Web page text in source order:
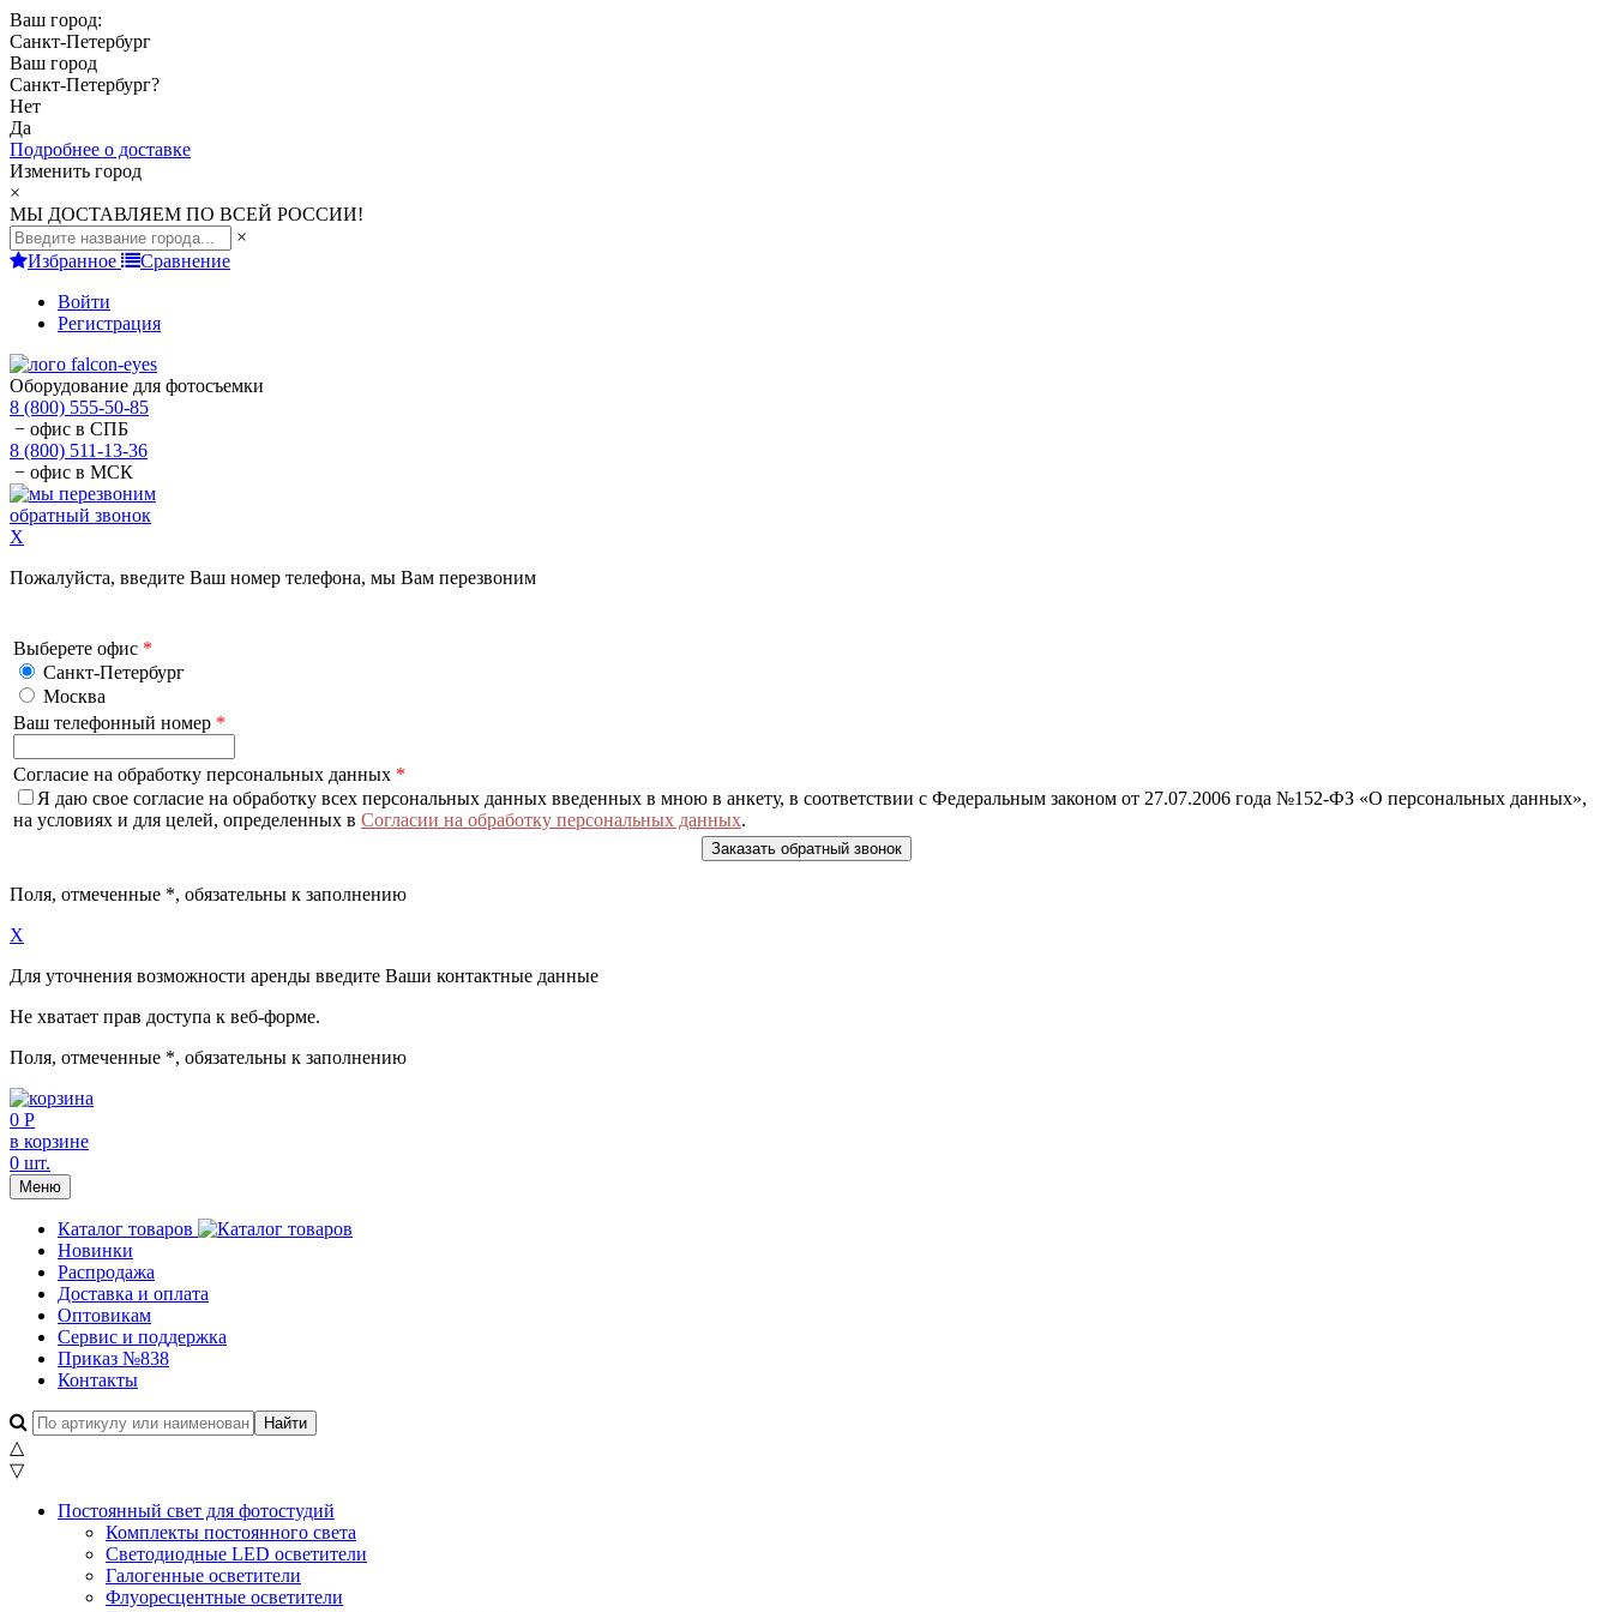
Ваш город:
Санкт-Петербург
Ваш город
Санкт-Петербург?
Нет
Да
Подробнее о доставке
Изменить город
×
МЫ ДОСТАВЛЯЕМ ПО ВСЕЙ РОССИИ!
×
Избранное
Сравнение
Войти
Регистрация
Оборудование для фотосъемки
8 (800) 555-50-85
− офис в СПБ
8 (800) 511-13-36
− офис в МСК
обратный звонок
X
Пожалуйста, введите Ваш номер телефона, мы Вам перезвоним
Выберете офис *
Санкт-Петербург
Москва
Ваш телефонный номер *
Согласие на обработку персональных данных *
Я даю свое согласие на обработку всех персональных данных введенных в мною в анкету, в соответствии с Федеральным законом от 27.07.2006 года №152-ФЗ «О персональных данных»,
на условиях и для целей, определенных в Согласии на обработку персональных данных.
Поля, отмеченные *, обязательны к заполнению
X
Для уточнения возможности аренды введите Ваши контактные данные
Не хватает прав доступа к веб-форме.
Поля, отмеченные *, обязательны к заполнению
0 Р
в корзине
0 шт.
Меню
Каталог товаров
Новинки
Распродажа
Доставка и оплата
Оптовикам
Сервис и поддержка
Приказ №838
Контакты
△
▽
Постоянный свет для фотостудий
Комплекты постоянного света
Светодиодные LED осветители
Галогенные осветители
Флуоресцентные осветители